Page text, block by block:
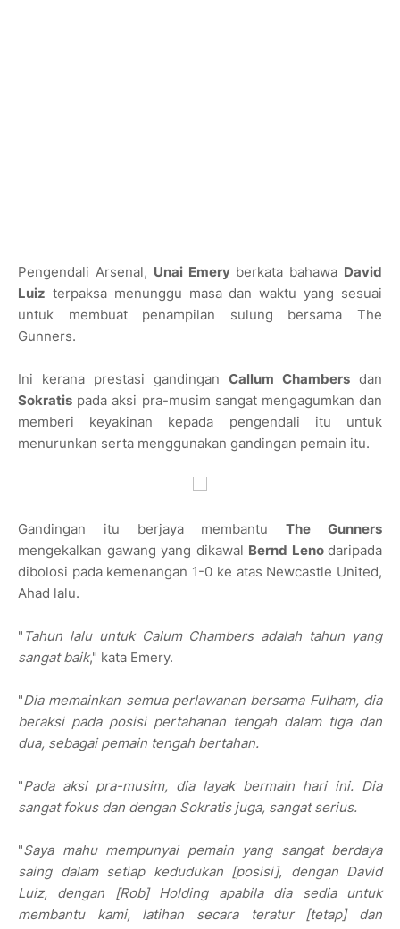
Pengendali Arsenal, Unai Emeryberkata bahawa David
Luiz terpaksa menunggu masa dan waktu yang sesuai
untuk membuat penampilan sulung bersama The
Gunners.
Ini kerana prestasi gandingan Callum Chambers dan
Sokratis pada aksi pra-musim sangat mengagumkan dan
memberi keyakinan kepada pengendali itu untuk
menurunkan serta menggunakan gandingan pemain itu.
Gandingan itu berjaya membantuThe Gunners
mengekalkan gawang yang dikawal Bernd Leno daripada
dibolosi pada kemenangan 1-0 ke atas Newcastle United,
Ahad lalu.
" Tahun lalu untuk Calum Chambers adalah tahun yang
sangat baik," kata Emery.
"Dia memainkan semua perlawanan bersama Fulham, dia
beraksi pada posisi pertahanan tengah dalam tiga dan
dua, sebagai pemain tengah bertahan.
"Pada aksi pra-musim, dia layak bermain hari ini. Dia
sangat fokus dan dengan Sokratis juga, sangat serius.
"Saya mahu mempunyai pemain yang sangat berdaya
saing dalam setiap kedudukan [posisi], dengan David
Luiz, dengan [Rob] Holding apabila dia sedia untuk
membantu kami, latihan secara teratur [tetap] dan